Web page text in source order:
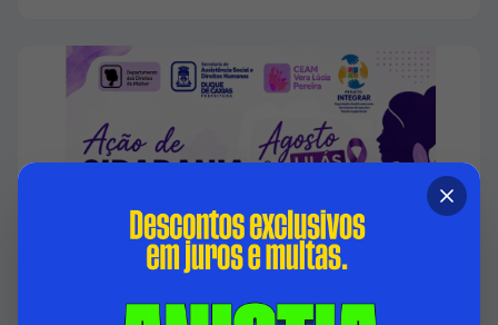
ALUSÃO A LEI MARIA DA PENHA